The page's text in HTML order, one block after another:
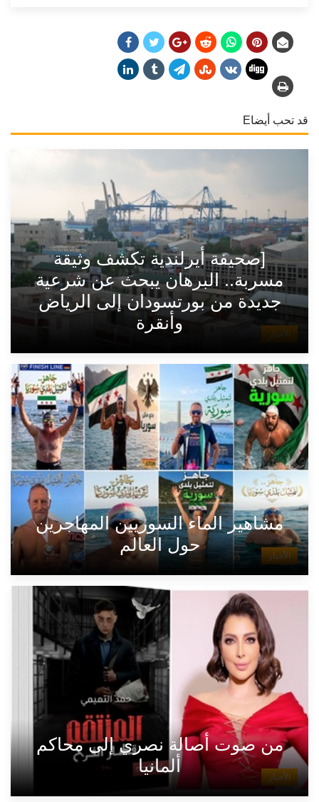
قد تحب أيضاE
الأخبار
[صحيفة أيرلندية تكشف وثيقة
مسربة.. البرهان يبحث عن شرعية
جديدة من بورتسودان إلى الرياض
وأنقرة
الأخبار
مشاهير الماء السوريين المهاجرين
حول العالم
الأخبار
من صوت أصالة نصري إلى محاكم
ألمانيا